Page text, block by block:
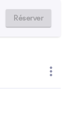
Réserver
more_vert